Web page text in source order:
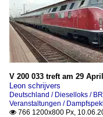
V 200 033 treft am 29
Leon schrijvers
Deutschland / Dieselloks /
Veranstaltungen /
 766 1200x800 Px,